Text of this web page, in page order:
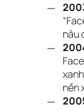
nâu
nền